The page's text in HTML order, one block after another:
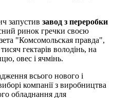
запустив завод з переробки
ринок гречки своєю
"Комсомольская правда",
гектарів володінь, на
овес і ячмінь.
всього нового і
компанії з виробництва
обладнання для